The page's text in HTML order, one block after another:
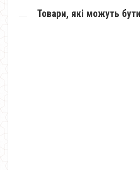
Товари, які можуть